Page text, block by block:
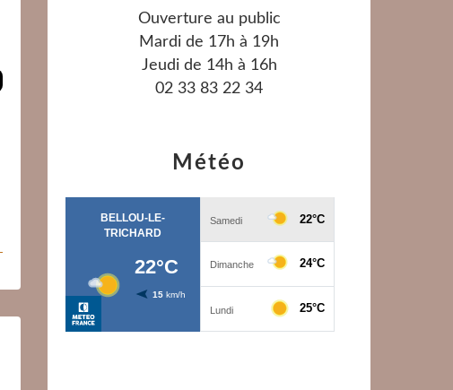
Ouverture au public
Mardi de 17h à 19h
Jeudi de 14h à 16h
02 33 83 22 34
Météo